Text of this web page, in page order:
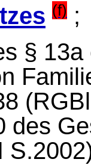
(f);
§
des